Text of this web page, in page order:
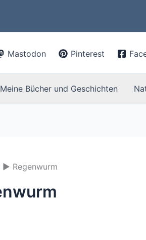
Mastodon Pinterest
Meine Bücher und Geschichten
Regenwurm